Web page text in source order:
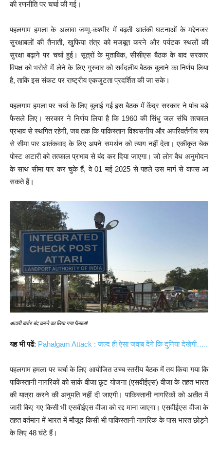
की रणनीति पर चर्चा की गई।
पहलगाम हमला के अलावा जम्मू-कश्मीर में बढ़ती आतंकी घटनाओं के मद्देनजर
सुरक्षाबलों की तैनाती, खुफिया तंत्र को मजबूत करने और पर्यटक स्थलों की
सुरक्षा बढ़ाने पर चर्चा हुई। सूत्रों के मुताबिक, सीसीएस बैठक के बाद सरकार
विपक्ष को भरोसे में लेने के लिए गुरुवार को सर्वदलीय बैठक बुलाने का निर्णय लिया
है, ताकि इस संकट पर राष्ट्रीय एकजुटता प्रदर्शित की जा सके।
पहलगाम हमला पर चर्चा के लिए बुलाई गई इस बैठक में केंद्र सरकार ने पांच बड़े
फैसले लिए। सरकार ने निर्णय लिया है कि 1960 की सिंधु जल संधि तत्काल
प्रभाव से स्थगित रहेगी, जब तक कि पाकिस्तान विश्वसनीय और अपरिवर्तनीय रूप
से सीमा पार आतंकवाद के लिए अपने समर्थन को त्याग नहीं देता। एकीकृत चेक
पोस्ट अटारी को तत्काल प्रभाव से बंद कर दिया जाएगा। जो लोग वैध अनुमोदन
के साथ सीमा पार कर चुके हैं, वे 01 मई 2025 से पहले उस मार्ग से वापस आ
सकते हैं।
अटारी बार्डर बंद करने का लिया गया फैसला!
यह भी पढें: Pahalgam Attack : जल्द ही ऐसा जवाब देंगे कि दुनिया देखेगी…..
पहलगाम हमला पर चर्चा के लिए आयोजित उच्च स्तरीय बैठक में तय किया गया कि
पाकिस्तानी नागरिकों को सार्क वीजा छूट योजना (एसवीईएस) वीजा के तहत भारत
की यात्रा करने की अनुमति नहीं दी जाएगी। पाकिस्तानी नागरिकों को अतीत में
जारी किए गए किसी भी एसवीईएस वीजा को रद्द माना जाएगा। एसवीईएस वीजा के
तहत वर्तमान में भारत में मौजूद किसी भी पाकिस्तानी नागरिक के पास भारत छोड़ने
के लिए 48 घंटे हैं।